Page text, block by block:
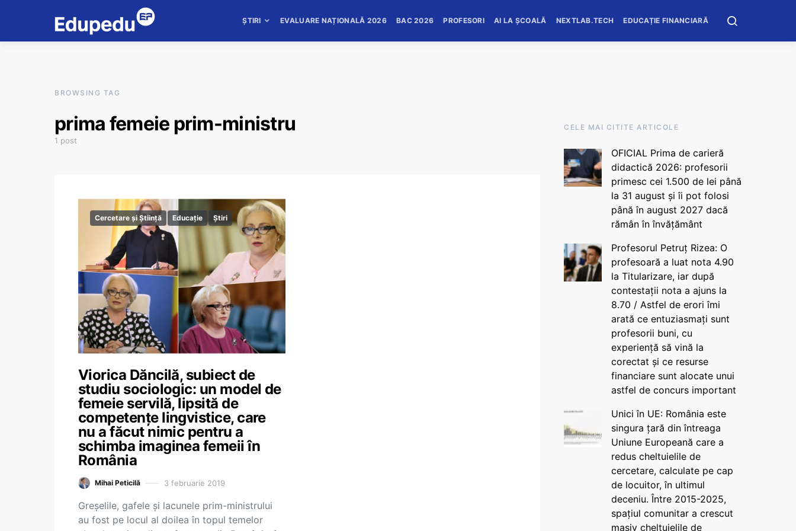
ȘTIRI EVALUARE NAȚIONALĂ 2026 BAC 2026 PROFESORI AI LA ȘCOALĂ NEXTLAB.TECH EDUCAȚIE FINANCIARĂ
BROWSING TAG
prima femeie prim-ministru
1 post
Cercetare și Știință Educație Știri
Viorica Dăncilă, subiect de
studiu sociologic: un model de
femeie servilă, lipsită de
competențe lingvistice, care
nu a făcut nimic pentru a
schimba imaginea femeii în
România
Mihai Peticilă 3 februarie 2019
Greșelile, gafele și lacunele prim-ministrului
au fost pe locul al doilea în topul temelor
CELE MAI CITITE ARTICOLE
OFICIAL Prima de carieră
didactică 2026: profesorii
primesc cei 1.500 de lei până
la 31 august și îi pot folosi
până în august 2027 dacă
rămân în învățământ
Profesorul Petruț Rizea: O
profesoară a luat nota 4.90
la Titularizare, iar după
contestații nota a ajuns la
8.70 / Astfel de erori îmi
arată ce entuziasmați sunt
profesorii buni, cu
experiență să vină la
corectat și ce resurse
financiare sunt alocate unui
astfel de concurs important
Unici în UE: România este
singura țară din întreaga
Uniune Europeană care a
redus cheltuielile de
cercetare, calculate pe cap
de locuitor, în ultimul
deceniu. Între 2015-2025,
spațiul comunitar a crescut
masiv cheltuielile de